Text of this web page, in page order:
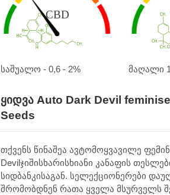
საშუალო - 0,6 - 2% მაღალი
ყიდვა Auto Dark Devil
Seeds
თქვენს წინაშეა ავტომოყვავილე
Devilჯიშისხარისხიანი კანაფის
სიდბანკისაგან. სელექციონერები
შრომობდნენ რათა ყველა მსურველს